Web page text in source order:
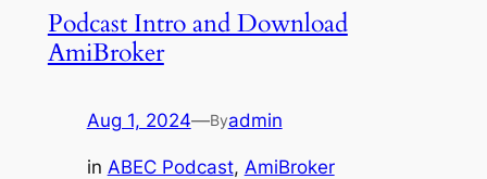
Podcast Intro and Download
AmiBroker
Aug 1, 2024—Byadmin
in ABEC Podcast, AmiBroker